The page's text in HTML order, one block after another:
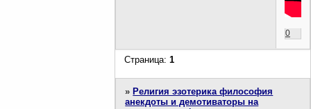
0
Страница:1
» Религия эзотерика философия
анекдоты и демотиваторы на